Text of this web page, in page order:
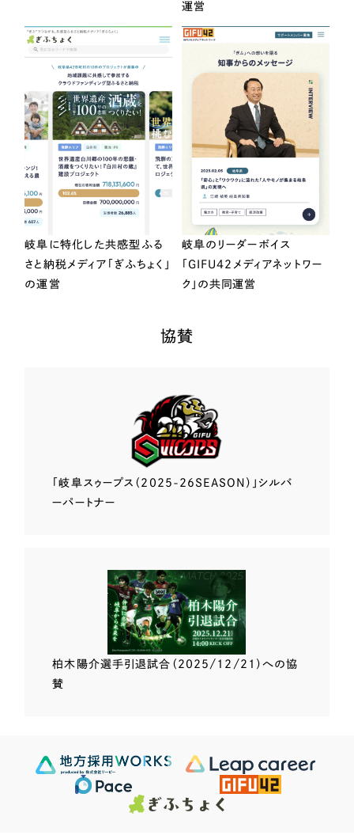
運営
岐阜に特化した共感型ふる
さと納税メディア「ぎふちょく」
の運営
岐阜のリーダーボイス
「GIFU42メディアネットワー
ク」の共同運営
協賛
「岐阜スゥープス （2025-26SEASON）」 シルバ
ーパートナー
柏木陽介選手引退試合（2025/12/21）への協
賛